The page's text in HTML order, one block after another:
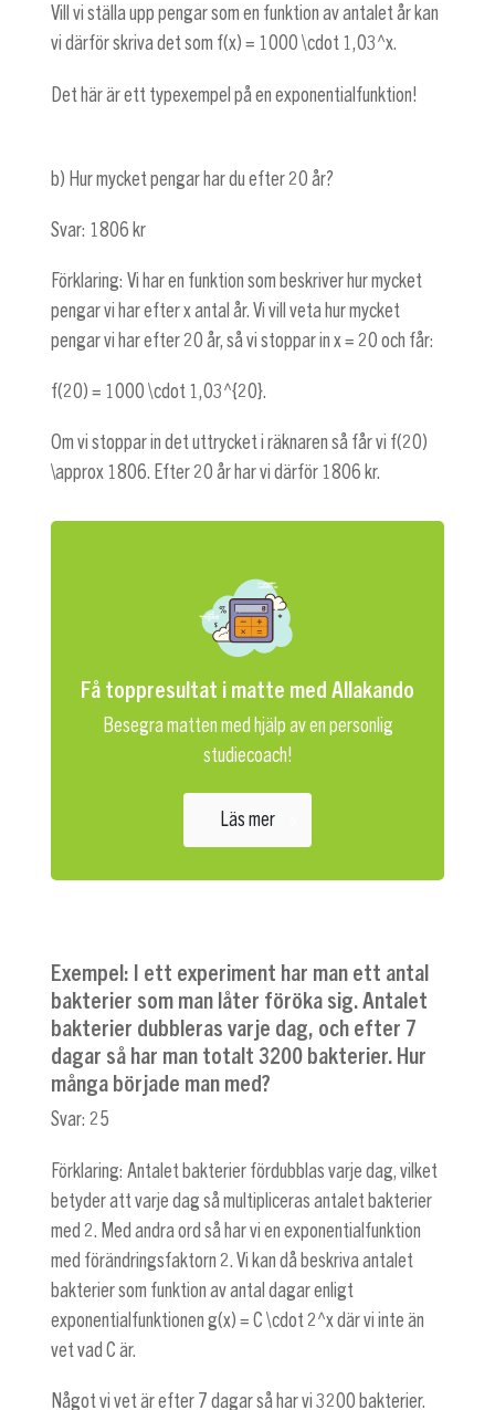
Vill vi ställa upp pengar som en funktion av antalet år kan
vi därför skriva det som f(x) = 1000 \cdot 1,03^x.
Det här är ett typexempel på en exponentialfunktion!
b) Hur mycket pengar har du efter 20 år?
Svar: 1806 kr
Förklaring: Vi har en funktion som beskriver hur mycket
pengar vi har efter x antal år. Vi vill veta hur mycket
pengar vi har efter 20 år, så vi stoppar in x = 20 och får:
f(20) = 1000 \cdot 1,03^{20}.
Om vi stoppar in det uttrycket i räknaren så får vi f(20)
\approx 1806. Efter 20 år har vi därför 1806 kr.
Få toppresultat i matte med Allakando
Besegra matten med hjälp av en personlig
studiecoach!
Läs mer
Exempel: I ett experiment har man ett antal
bakterier som man låter föröka sig. Antalet
bakterier dubbleras varje dag, och efter 7
dagar så har man totalt 3200 bakterier. Hur
många började man med?
Svar: 25
Förklaring: Antalet bakterier fördubblas varje dag, vilket
betyder att varje dag så multipliceras antalet bakterier
med 2. Med andra ord så har vi en exponentialfunktion
med förändringsfaktorn 2. Vi kan då beskriva antalet
bakterier som funktion av antal dagar enligt
exponentialfunktionen g(x) = C \cdot 2^x där vi inte än
vet vad C är.
Något vi vet är efter 7 dagar så har vi 3200 bakterier.